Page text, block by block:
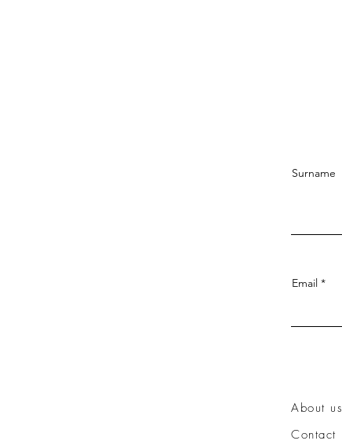
Surname
Email
About us
Contact